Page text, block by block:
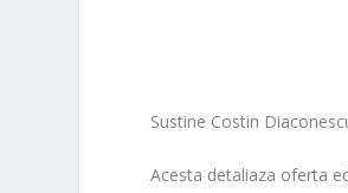
Sustine Costin
Acesta detaliaza oferta